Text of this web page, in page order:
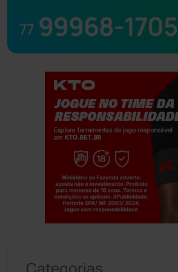
77 99968-1705
Categorias